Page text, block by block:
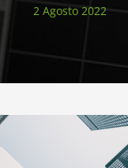
2 Agosto 2022